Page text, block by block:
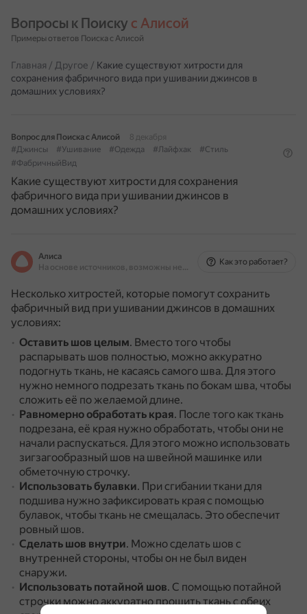
Вопросы к Поиску с Алисой
Примеры ответов Поиска с Алисой
Главная / Другое / Какие существуют хитрости для
сохранения фабричного вида при ушивании джинсов в
домашних условиях?
Вопрос для Поиска с Алисой
8 декабря
#Джинсы
#Ушивание #Одежда #Лайфхак
#Стиль
#ФабричныйВид
Какие существуют хитрости для сохранения
фабричного вида при ушивании джинсов в
домашних условиях?
Алиса
На основе источников, возможны неточности
Как это работает?
Несколько хитростей, которые помогут сохранить
фабричный вид при ушивании джинсов в домашних
условиях:
Оставить шов целым. Вместо того чтобы
распарывать шов полностью, можно аккуратно
подогнуть ткань, не касаясь самого шва. Для этого
нужно немного подрезать ткань по бокам шва, чтобы
сложить её по желаемой длине.
Равномерно обработать края. После того как ткань
подрезана, её края нужно обработать, чтобы они не
начали распускаться. Для этого можно использовать
зигзагообразный шов на швейной машинке или
обметочную строчку.
Использовать булавки. При сгибании ткани для
подшива нужно зафиксировать края с помощью
булавок, чтобы ткань не смещалась. Это обеспечит
ровный шов.
Сделать шов внутри. Можно сделать шов с
внутренней стороны, чтобы он не был виден
снаружи.
Использовать потайной шов. С помощью потайной
строчки можно аккуратно прошить ткань с обеих